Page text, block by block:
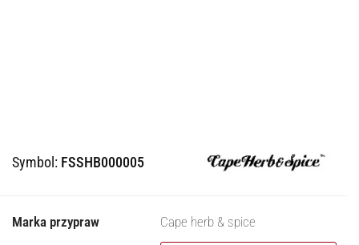
Symbol: FSSHB000005
Marka przypraw Cape herb & spice